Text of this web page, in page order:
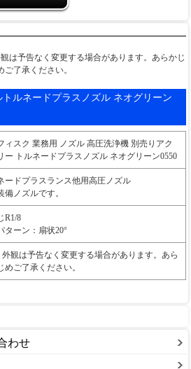
は予告なく変更する場合があります。あらかじ
ご了承ください。
ルネードプラスノズル ネオグリーン
ィスク 業務用 ノズル 高圧洗浄機 別売りアク
ー トルネードプラスノズル ネオグリーン0550
ードプラスランス他用高圧ノズル
備ノズルです。
R1/8
ターン：扇状20°
観は予告なく変更する場合があります。あら
めご了承ください。
わせ